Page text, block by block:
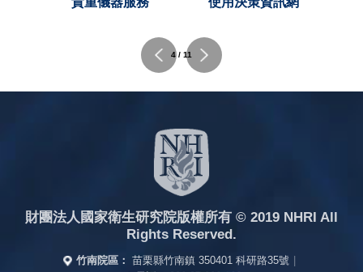
4 / 11
財團法人國家衛生研究院版權所有 © 2019 NHRI All
Rights Reserved.
竹南院區： 苗栗縣竹南鎮 350401 科研路35號 |